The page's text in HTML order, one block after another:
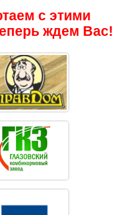
с этими
ждем Вас!